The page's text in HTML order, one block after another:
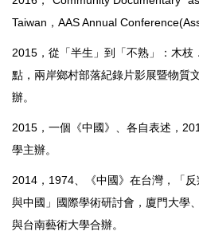
Taiwan，AAS Annual
2015，從「半生」到「不熟」：木枝
點，兩岸鄉村部落紀錄片影展暨物質
辦。
2015，一個《中國》、各自表述，
學主辦。
2014，1974、《中國》在台灣，「
與中國」國際學術研討會，廈門大學
與台南藝術大學合辦。